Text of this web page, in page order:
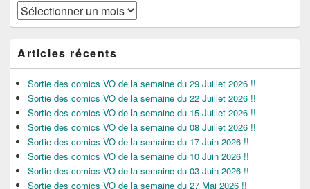
Archives
Articles récents
Sortie des comics VO de la semaine du 29 Juillet 2026 !!
Sortie des comics VO de la semaine du 22 Juillet 2026 !!
Sortie des comics VO de la semaine du 15 Juillet 2026 !!
Sortie des comics VO de la semaine du 08 Juillet 2026 !!
Sortie des comics VO de la semaine du 17 Juin 2026 !!
Sortie des comics VO de la semaine du 10 Juin 2026 !!
Sortie des comics VO de la semaine du 03 Juin 2026 !!
Sortie des comics VO de la semaine du 27 Mai 2026 !!